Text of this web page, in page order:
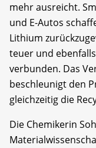
mehr ausreicht.
und E-Autos
Lithium
teuer und
verbunden. Das
beschleunigt den
gleichzeitig die
Die Chemikerin